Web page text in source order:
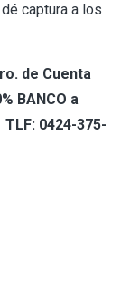
captura a los
de Cuenta
BANCO a
0424-375-